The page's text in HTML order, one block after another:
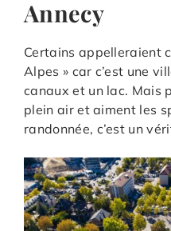
Annecy
Certains appelleraient
Alpes » car c’est une
canaux et un lac. Mais
plein air et aiment les
randonnée, c’est un